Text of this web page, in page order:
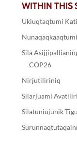
WITHIN THIS
Ukiuqtaqtumi
Sila
COP26
Nirjutiliriniq
Silarjuami
Silatuniujunik